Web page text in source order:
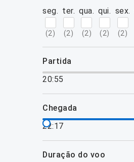
seg.
(2)
ter.
(2)
qua.
(2)
qui.
(2)
sex.
(2)
partida
20:55
chegada
22:17
duração do voo